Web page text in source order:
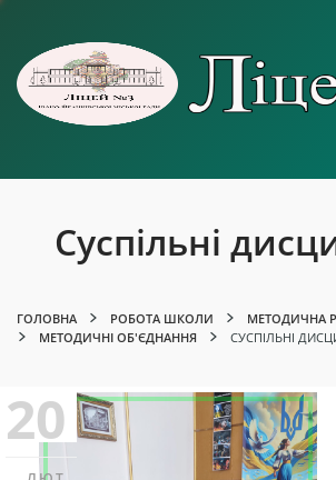
Суспільні
ГОЛОВНА РОБОТА ШКОЛИ
МЕТОДИЧНА
МЕТОДИЧНІ ОБ'ЄДНАННЯ
СУСПІЛЬНІ
20